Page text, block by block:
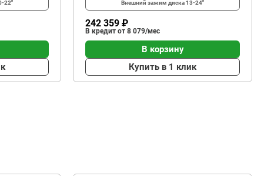
22" Внешний зажим диска13-24"
242 359 ₽
В кредит от 8 079/мес
В корзину
Купить в 1 клик